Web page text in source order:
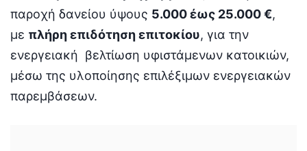
παροχή δανείου ύψους 5.000 έως 25.000 €,
με πλήρη επιδότηση επιτοκίου, για την
ενεργειακή βελτίωση υφιστάμενων κατοικιών,
μέσω της υλοποίησης επιλέξιμων ενεργειακών
παρεμβάσεων.